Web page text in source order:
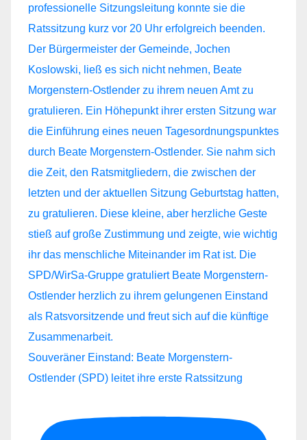
Souveräner Einstand: Beate Morgenstern-
Ostlender (SPD) leitet ihre erste Ratssitzung